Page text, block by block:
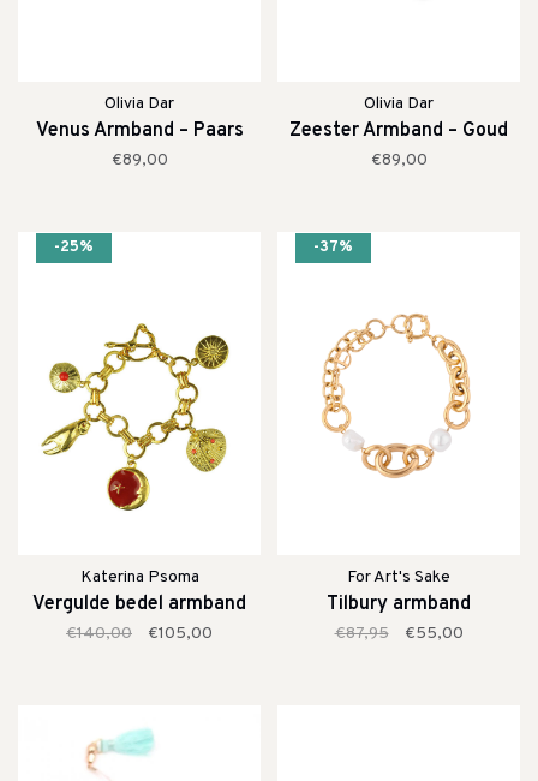
Olivia Dar
Venus Armband – Paars
€89,00
Olivia Dar
Zeester Armband – Goud
€89,00
-25%
Katerina Psoma
Vergulde bedel armband
€140,00 €105,00
-37%
For Art's Sake
Tilbury armband
€87,95 €55,00